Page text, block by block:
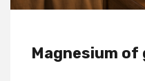
Magnesium of